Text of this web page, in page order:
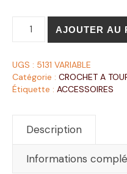
AJOUTER AU
UGS : 5131 VARIABLE
Catégorie : CROCHET A
Étiquette : ACCESSOIRES
Description
Informations